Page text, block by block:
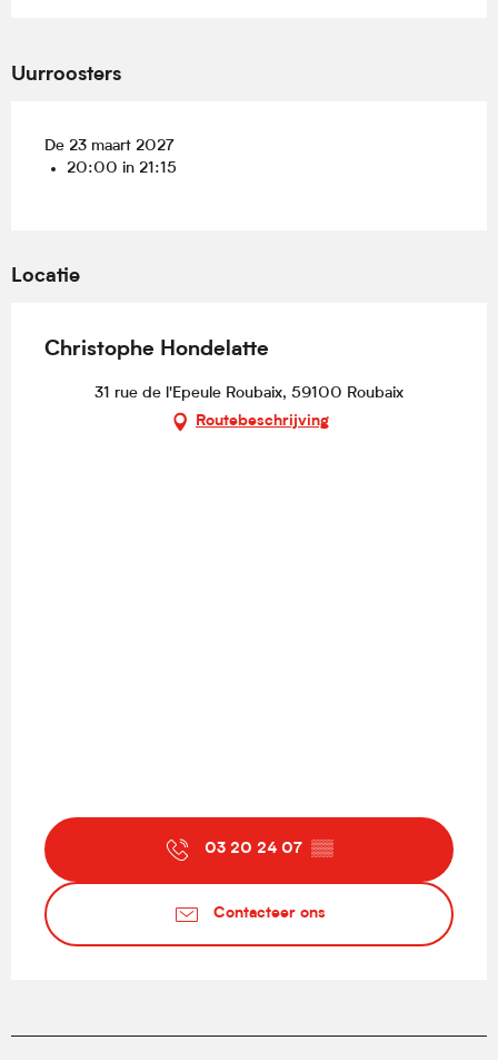
Uurroosters
De 23 maart 2027
20:00 in 21:15
Locatie
Christophe Hondelatte
31 rue de l'Epeule Roubaix, 59100 Roubaix
Routebeschrijving
03 20 24 07 ▒▒
Contacteer ons